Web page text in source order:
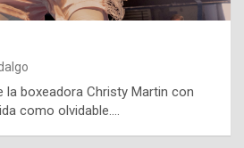
la boxeadora Christy Martin con
como olvidable.…